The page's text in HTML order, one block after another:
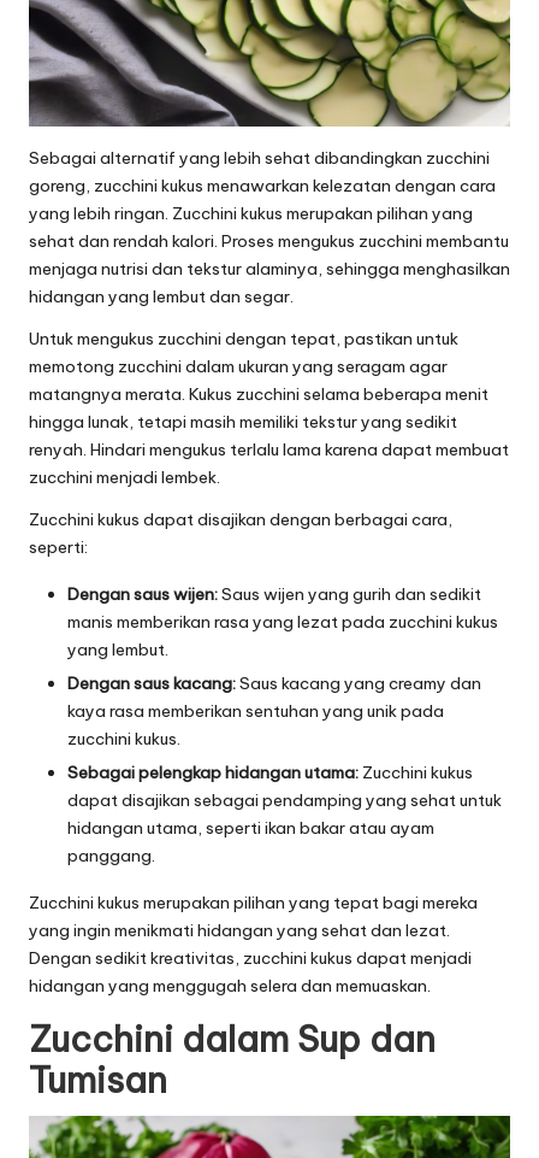
Sebagai alternatif yang lebih sehat dibandingkan zucchini
goreng, zucchini kukus menawarkan kelezatan dengan cara
yang lebih ringan. Zucchini kukus merupakan pilihan yang
sehat dan rendah kalori. Proses mengukus zucchini membantu
menjaga nutrisi dan tekstur alaminya, sehingga menghasilkan
hidangan yang lembut dan segar.
Untuk mengukus zucchini dengan tepat, pastikan untuk
memotong zucchini dalam ukuran yang seragam agar
matangnya merata. Kukus zucchini selama beberapa menit
hingga lunak, tetapi masih memiliki tekstur yang sedikit
renyah. Hindari mengukus terlalu lama karena dapat membuat
zucchini menjadi lembek.
Zucchini kukus dapat disajikan dengan berbagai cara,
seperti:
Dengan saus wijen:Saus wijen yang gurih dan sedikit
manis memberikan rasa yang lezat pada zucchini kukus
yang lembut.
Dengan saus kacang:Saus kacang yang creamy dan
kaya rasa memberikan sentuhan yang unik pada
zucchini kukus.
Sebagai pelengkap hidangan utama: Zucchini kukus
dapat disajikan sebagai pendamping yang sehat untuk
hidangan utama, seperti ikan bakar atau ayam
panggang.
Zucchini kukus merupakan pilihan yang tepat bagi mereka
yang ingin menikmati hidangan yang sehat dan lezat.
Dengan sedikit kreativitas, zucchini kukus dapat menjadi
hidangan yang menggugah selera dan memuaskan.
Zucchini dalam Sup dan
Tumisan